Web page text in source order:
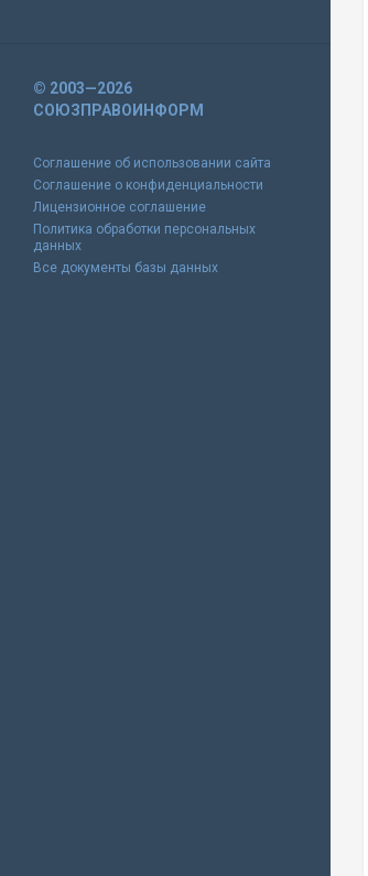
© 2003—2026
СОЮЗПРАВОИНФОРМ
Соглашение об использовании сайта
Соглашение о конфиденциальности
Лицензионное соглашение
Политика обработки персональных
данных
Все документы базы данных